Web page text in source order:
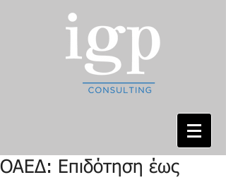
ΟΑΕΔ: Επιδότηση έως